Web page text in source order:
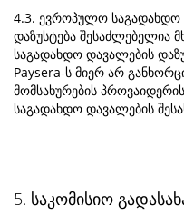
4.3. ევროპულო საგადახდო
დაზუსტება შესაძლებელია
საგადახდო დავალების
Paysera-ს მიერ არ
მომსახურების
საგადახდო დავალების
5. საკომისიო